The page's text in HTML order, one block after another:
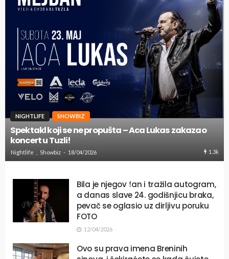
NIGHTLIFE SHOWBIZ
Spektakl koji se ne propušta – Aca Lukas zakazao
koncert u Tuzli!
Nightlife Showbiz 18/04/2026 1.3k
Bila je njegov fan i tražila autogram,
a danas slave 24. godišnjicu braka,
pevač se oglasio uz dirljivu poruku
FOTO
12/04/2026
Ovo su prava imena Breninih